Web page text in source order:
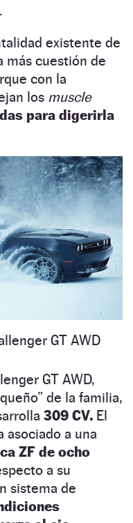
existente de
más cuestión de
con la
los muscle
para digerirla
GT AWD
GT AWD,
de la familia,
309 CV. El
asociado a una
ZF de ocho
a su
sistema de